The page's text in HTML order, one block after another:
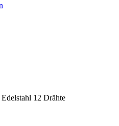
12 Drähte